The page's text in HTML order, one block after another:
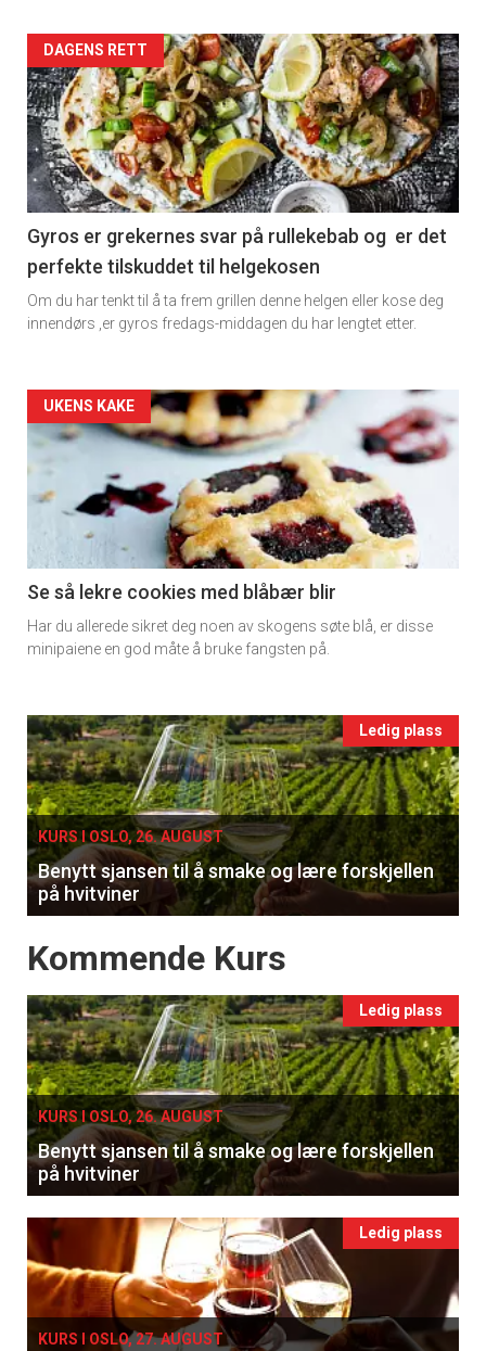
Artikler
detail
-
section
11
Dagens
rett
DAGENS RETT
Gyros er grekernes svar på rullekebab og er det
perfekte tilskuddet til helgekosen
Om du har tenkt til å ta frem grillen denne helgen eller kose deg
innendørs ,er gyros fredags-middagen du har lengtet etter.
Artikler
detail
-
section
11
Ukens
UKENS KAKE
Se så lekre cookies med blåbær blir
Har du allerede sikret deg noen av skogens søte blå, er disse
minipaiene en god måte å bruke fangsten på.
Events
single
Ledig plass
KURS I OSLO, 26. AUGUST
Benytt sjansen til å smake og lære forskjellen
på hvitviner
Events
Kommende Kurs
Ledig plass
KURS I OSLO, 26. AUGUST
Benytt sjansen til å smake og lære forskjellen
på hvitviner
Ledig plass
KURS I OSLO, 27. AUGUST